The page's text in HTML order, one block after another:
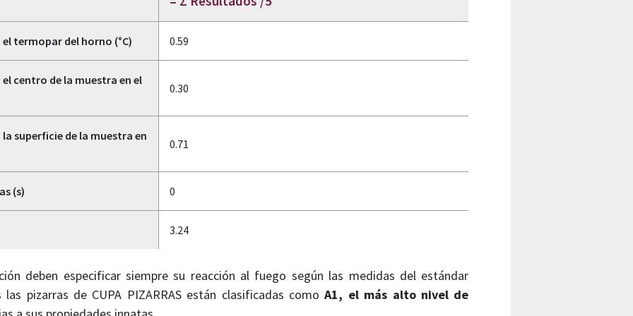
termopar del horno (°C) 0.59
centro de la muestra en el
0.30
superficie de la muestra en
0.71
(s) 0
3.24
deben especificar siempre su reacción al fuego según las medidas del estándar
las pizarras de CUPA PIZARRAS están clasificadas comoA1, el más alto nivel de